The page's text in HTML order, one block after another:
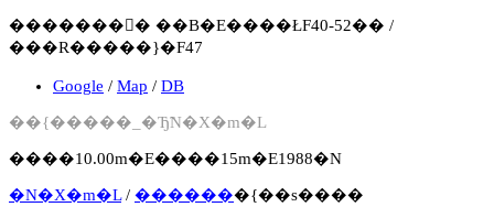
�������񍐏� ��B�E����ŁF40-52�� /
���R�����}�F47
Google / Map / DB
��{�����_�Ђ̃N�X�m�L
����10.00m�E����15m�E1988�N
�N�X�m�L/ �������{��s����